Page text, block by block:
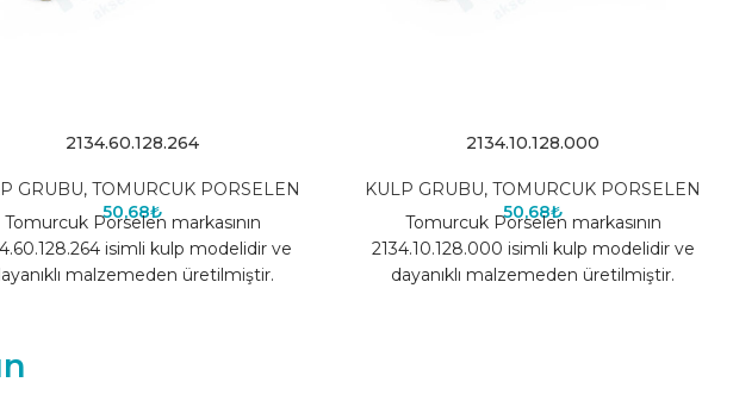
2134.60.128.264
GRUBU, TOMURCUK PORSELEN
50,68₺
Tomurcuk Porselen markasının
isimli kulp modelidir ve
malzemeden üretilmiştir.
2134.10.128.000
KULP GRUBU, TOMURCUK PORSELEN
50,68₺
Tomurcuk Porselen markasının
2134.10.128.000 isimli kulp modelidir ve
dayanıklı malzemeden üretilmiştir.